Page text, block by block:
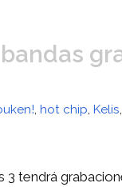
, hot chip, Kelis,
3 tendrá